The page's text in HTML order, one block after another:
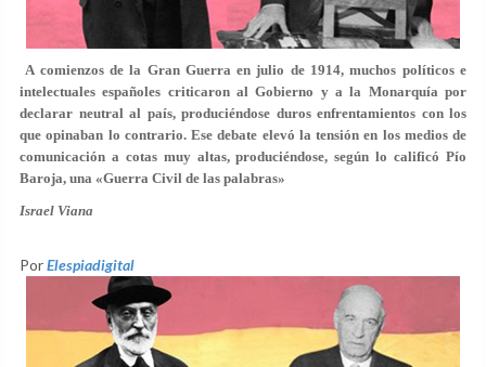
A comienzos de la Gran Guerra en julio de 1914, muchos políticos e
intelectuales españoles criticaron al Gobierno y a la Monarquía por
declarar neutral al país, produciéndose duros enfrentamientos con los
que opinaban lo contrario. Ese debate elevó la tensión en los medios de
comunicación a cotas muy altas, produciéndose, según lo calificó Pío
Baroja, una «Guerra Civil de las palabras»
Israel Viana
PorElespiadigital